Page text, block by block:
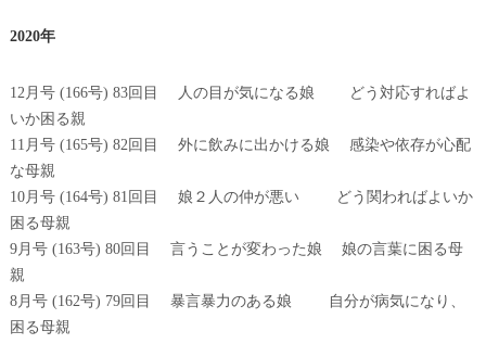
2020年
12月号 (166号) 83回目 人の目が気になる娘 どう対応すればよ
いか困る親
11月号 (165号) 82回目 外に飲みに出かける娘 感染や依存が心配
な母親
10月号 (164号) 81回目 娘２人の仲が悪い どう関わればよいか
困る母親
9月号 (163号) 80回目 言うことが変わった娘 娘の言葉に困る母
親
8月号 (162号) 79回目 暴言暴力のある娘 自分が病気になり、
困る母親